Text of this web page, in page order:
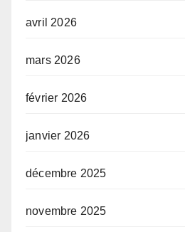
avril 2026
mars 2026
février 2026
janvier 2026
décembre 2025
novembre 2025